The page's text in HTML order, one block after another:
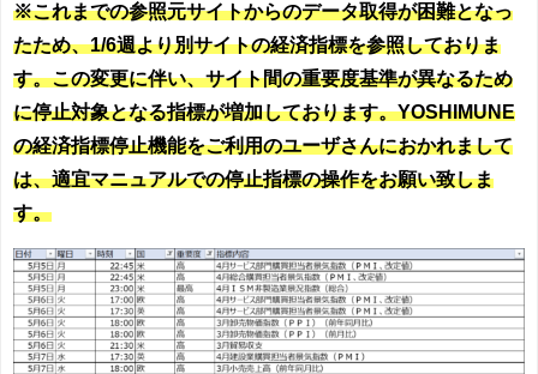
※これまでの参照元サイトからのデータ取得が困難となっ
たため、1/6週より別サイトの経済指標を参照しておりま
す。この変更に伴い、サイト間の重要度基準が異なるため
に停止対象となる指標が増加しております。YOSHIMUNE
の経済指標停止機能をご利用のユーザさんにおかれまして
は、適宜マニュアルでの停止指標の操作をお願い致しま
す。